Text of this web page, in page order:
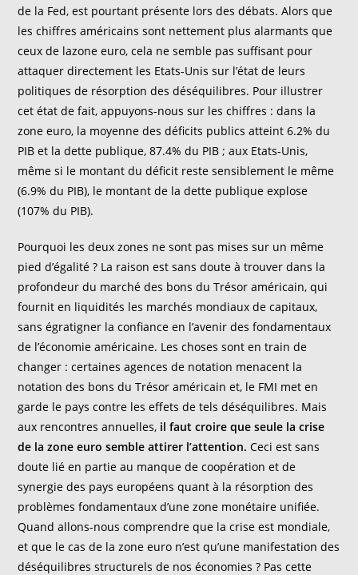
de la Fed, est pourtant présente lors des débats. Alors que
les chiffres américains sont nettement plus alarmants que
ceux de lazone euro, cela ne semble pas suffisant pour
attaquer directement les Etats-Unis sur l’état de leurs
politiques de résorption des déséquilibres. Pour illustrer
cet état de fait, appuyons-nous sur les chiffres : dans la
zone euro, la moyenne des déficits publics atteint 6.2% du
PIB et la dette publique, 87.4% du PIB ; aux Etats-Unis,
même si le montant du déficit reste sensiblement le même
(6.9% du PIB), le montant de la dette publique explose
(107% du PIB).
Pourquoi les deux zones ne sont pas mises sur un même
pied d’égalité ? La raison est sans doute à trouver dans la
profondeur du marché des bons du Trésor américain, qui
fournit en liquidités les marchés mondiaux de capitaux,
sans égratigner la confiance en l’avenir des fondamentaux
de l’économie américaine. Les choses sont en train de
changer : certaines agences de notation menacent la
notation des bons du Trésor américain et, le FMI met en
garde le pays contre les effets de tels déséquilibres. Mais
aux rencontres annuelles, il faut croire que seule la crise
de la zone euro semble attirer l’attention.Ceci est sans
doute lié en partie au manque de coopération et de
synergie des pays européens quant à la résorption des
problèmes fondamentaux d’une zone monétaire unifiée.
Quand allons-nous comprendre que la crise est mondiale,
et que le cas de la zone euro n’est qu’une manifestation des
déséquilibres structurels de nos économies ? Pas cette